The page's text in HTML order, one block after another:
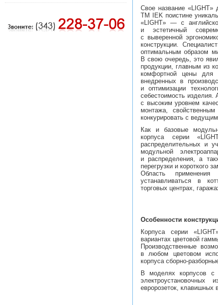
Свое название «LIGHT»
TM IEK поистине
«LIGHT» — с
и эстетичный
с выверенной
конструкции.
оптимальным образом
В свою очередь, это
продукции, главным из
комфортной цены для
внедренных в
и оптимизации
себестоимость изделия.
с высоким уровнем
монтажа,
конкурировать с
Как и базовые
корпуса серии
распределительных и
модульной
и распределения, а
перегрузки и короткого
Область
устанавливаться в
торговых центрах,
Особенности
Корпуса серии
вариантах цветовой
Производственные
в любом цветовом
корпуса сборно-
В моделях корпусов с
электроустановочных
евророзеток, клавишных